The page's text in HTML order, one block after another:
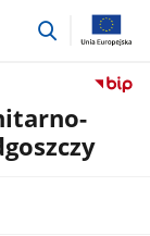
przejdź